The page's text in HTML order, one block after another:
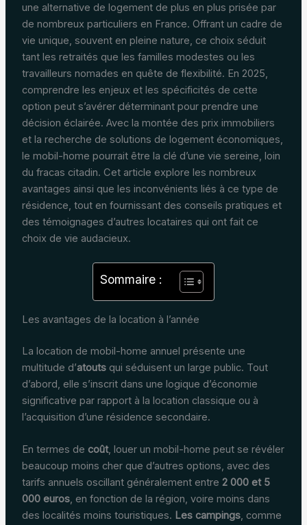
une alternative de logement de plus en plus prisée par
de nombreux particuliers en France. Offrant un cadre de
vie unique, souvent en pleine nature, ce choix séduit
tant les retraités que les familles modestes ou les
travailleurs nomades en quête de flexibilité. En 2025,
comprendre les enjeux et les spécificités de cette
option peut s’avérer déterminant pour prendre une
décision éclairée. Avec la montée des prix immobiliers
et la recherche de solutions de logement économiques,
le mobil-home pourrait être la clé d’une vie sereine, loin
du fracas citadin. Cet article explore les nombreux
avantages ainsi que les inconvénients liés à ce type de
résidence, tout en fournissant des conseils pratiques et
des témoignages d’autres locataires qui ont fait ce
choix de vie audacieux.
Sommaire :
Les avantages de la location à l’année
La location de mobil-home annuel présente une
multitude d’atoutsqui séduisent un large public. Tout
d’abord, elle s’inscrit dans une logique d’économie
significative par rapport à la location classique ou à
l’acquisition d’une résidence secondaire.
En termes de coût, louer un mobil-home peut se révéler
beaucoup moins cher que d’autres options, avec des
tarifs annuels oscillant généralement entre 2 000 et 5
000 euros, en fonction de la région, voire moins dans
des localités moins touristiques. Les campings, comme